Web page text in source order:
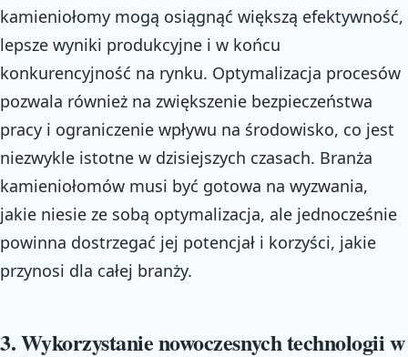
kamieniołomy mogą osiągnąć większą efektywność,
lepsze wyniki produkcyjne i w końcu
konkurencyjność na rynku. Optymalizacja procesów
pozwala również na zwiększenie bezpieczeństwa
pracy i ograniczenie wpływu na środowisko, co jest
niezwykle istotne w dzisiejszych czasach. Branża
kamieniołomów musi być gotowa na wyzwania,
jakie niesie ze sobą optymalizacja, ale jednocześnie
powinna dostrzegać jej potencjał i korzyści, jakie
przynosi dla całej branży.
3. Wykorzystanie nowoczesnych technologii w